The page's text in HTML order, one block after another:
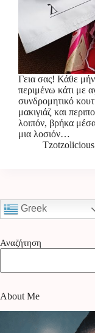
Γεια σας! Κάθε
περιμένω κάτι με
συνδρομητικό
μακιγιάζ και
λοιπόν, βρήκα
μια λοσιόν…
Greek
Αναζήτηση
About Me